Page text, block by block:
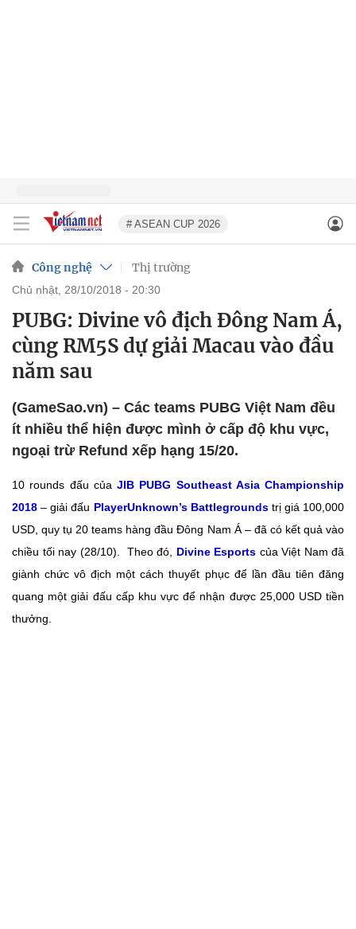
# ASEAN CUP 2026
Công nghệ Thị trường
chủ nhật, 28/10/2018 - 20:30
PUBG: Divine vô địch Đông Nam Á,
cùng RM5S dự giải Macau vào đầu
năm sau
(GameSao.vn) – Các teams PUBG Việt Nam đều
ít nhiều thể hiện được mình ở cấp độ khu vực,
ngoại trừ Refund xếp hạng 15/20.
10 rounds đấu của JIB PUBG Southeast Asia Championship
2018 – giải đấu PlayerUnknown’s Battlegroundstrị giá 100,000
USD, quy tụ 20 teams hàng đầu Đông Nam Á – đã có kết quả vào
chiều tối nay (28/10). Theo đó, Divine Esports của Việt Nam đã
giành chức vô địch một cách thuyết phục để lần đầu tiên đăng
quang một giải đấu cấp khu vực để nhận được 25,000 USD tiền
thưởng.